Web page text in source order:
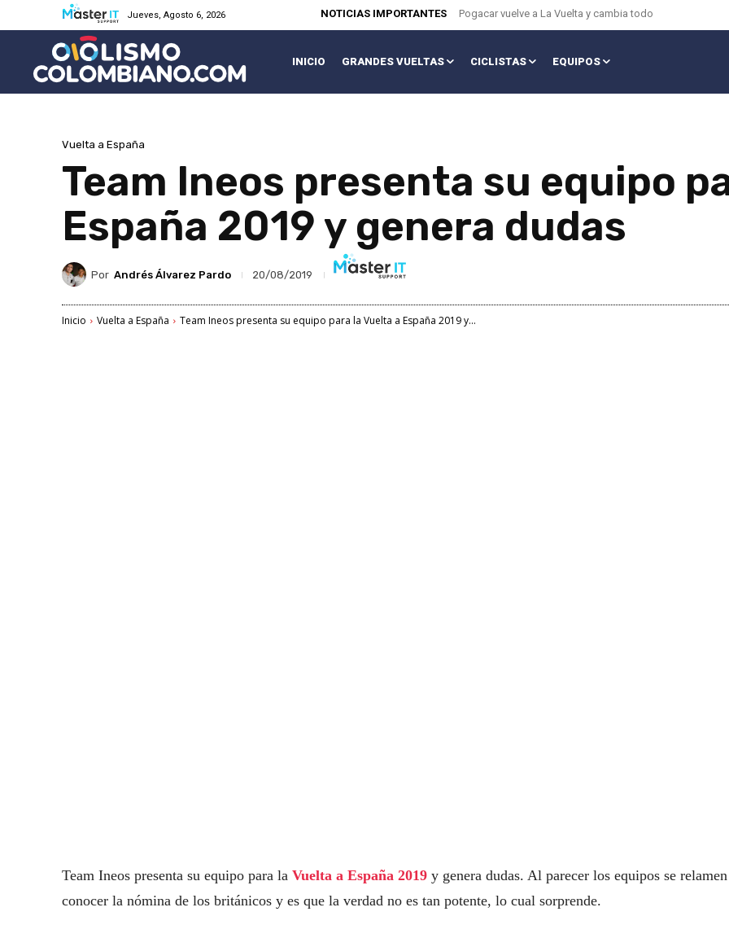
Jueves, Agosto 6, 2026 NOTICIAS IMPORTANTES Pogacar vuelve a La Vuelta y cambia todo
INICIO GRANDES VUELTAS CICLISTAS EQUIPOS
Vuelta a España
Team Ineos presenta su equipo
España 2019 y genera dudas
Por Andrés Álvarez Pardo 20/08/2019
Inicio Vuelta a España Team Ineos presenta su equipo para la Vuelta a España 2019 y...
Team Ineos presenta su equipo para la Vuelta a España 2019 y genera dudas. Al parecer los equipos se
conocer la nómina de los británicos y es que la verdad no es tan potente, lo cual sorprende.